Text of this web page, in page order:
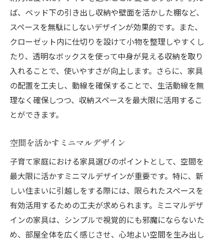
ば、ベッド下の引き出し収納や壁面を活かした棚など、
スペースを無駄にしないデザインが効果的です。また、
クローゼット内に仕切りを設けて小物を整理しやすくし
たり、透明なボックスを使って中身が見える収納を取り
入れることで、使いやすさが向上します。さらに、家具
の配置を工夫し、動線を確保することで、生活動線を無
理なく確保しつつ、収納スペースを最大限に活用するこ
とができます。
空間を活かすミニマルデザイン
子育て家庭における家具選びのポイントとして、空間を
最大限に活かすミニマルデザインが重要です。特に、新
しい住まいに引越しをする際には、限られたスペースを
有効活用するための工夫が求められます。ミニマルデザ
インの家具は、シンプルで視覚的にも邪魔にならないた
め、部屋全体を広く感じさせ、心地よい空間を生み出し